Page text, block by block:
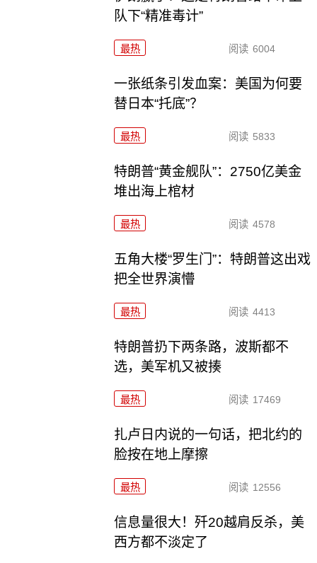
队下“精准毒计”
最热 阅读 6004
一张纸条引发血案：美国为何要
替日本“托底”？
最热 阅读 5833
特朗普“黄金舰队”：2750亿美金
堆出海上棺材
最热 阅读 4578
五角大楼“罗生门”：特朗普这出戏
把全世界演懵
最热 阅读 4413
特朗普扔下两条路，波斯都不
选，美军机又被揍
最热 阅读 17469
扎卢日内说的一句话，把北约的
脸按在地上摩擦
最热 阅读 12556
信息量很大！歼20越肩反杀，美
西方都不淡定了